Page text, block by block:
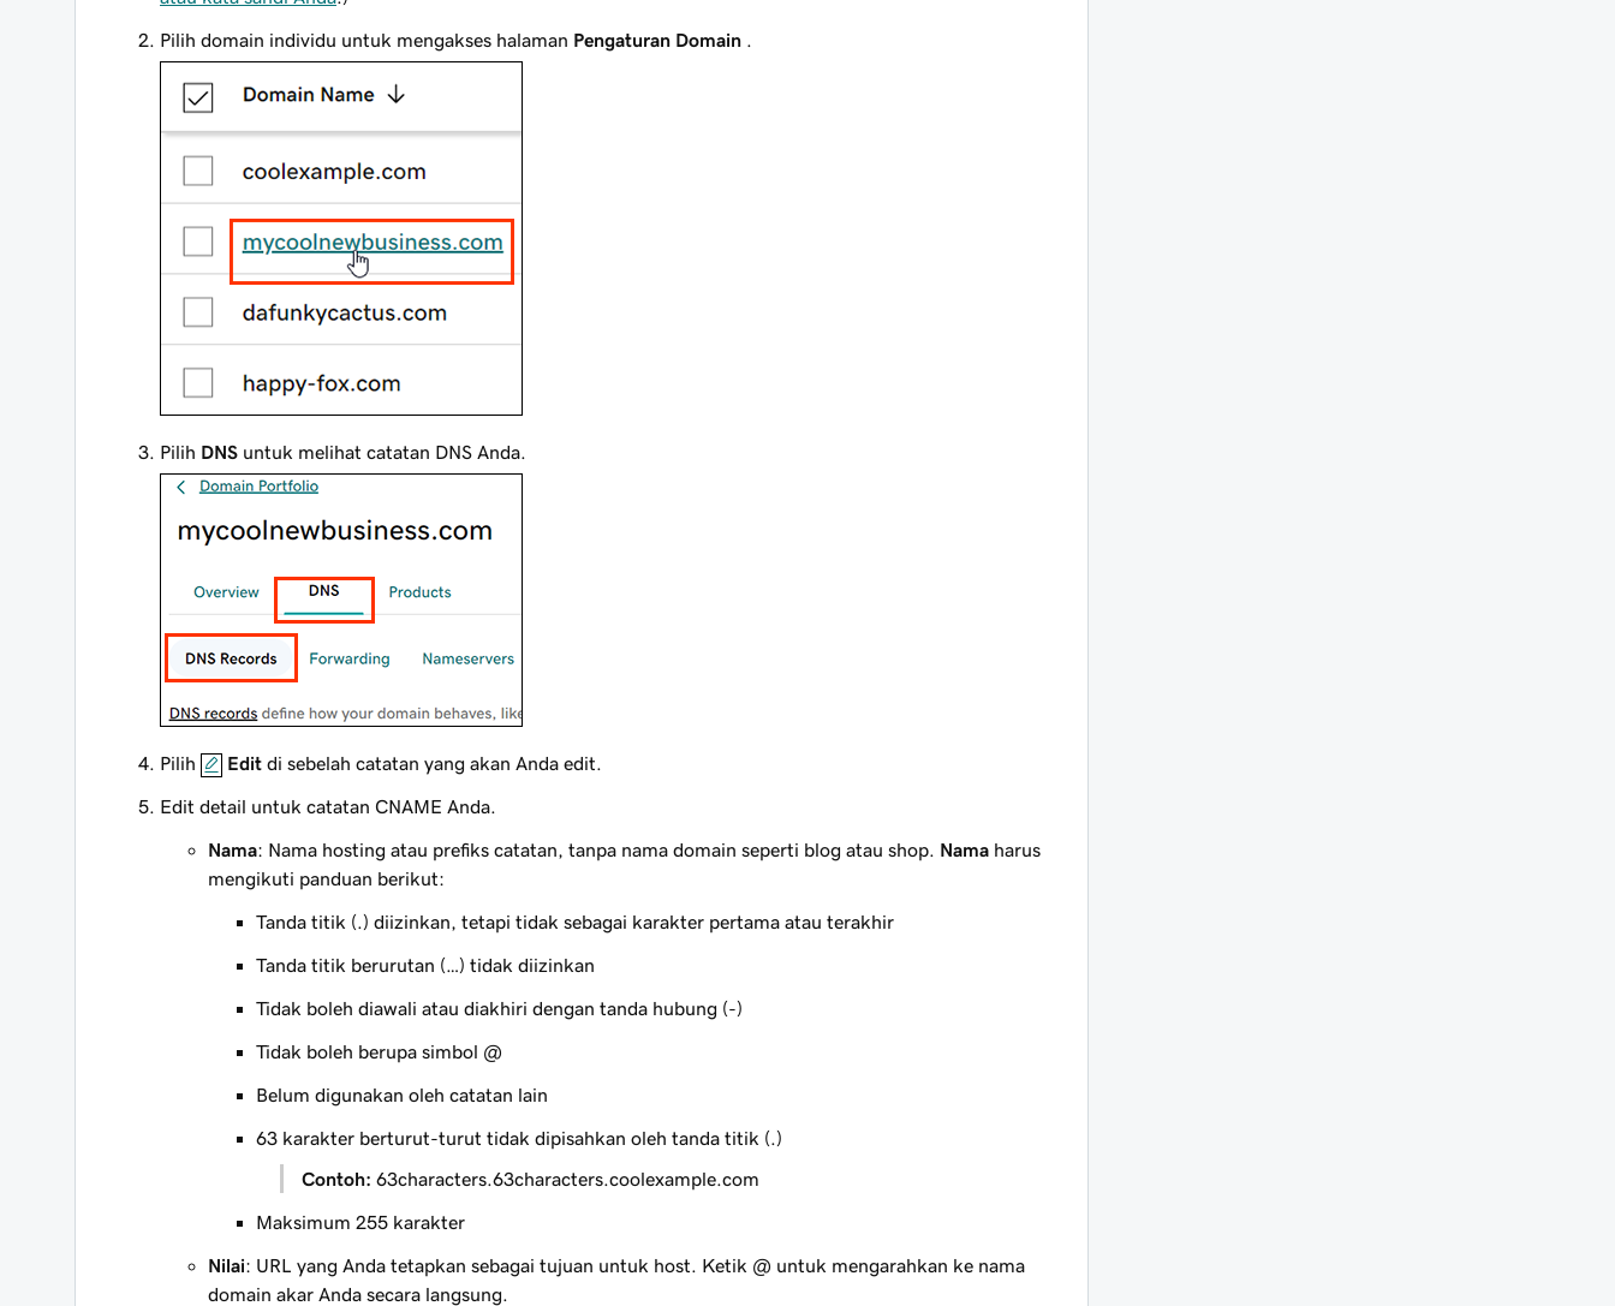
Pilih domain individu untuk mengakses halaman Pengaturan Domain
Pilih DNS untuk melihat catatan DNS Anda.
Pilih Edit di sebelah catatan yang akan Anda edit.
Edit detail untuk catatan CNAME Anda.
Nama: Nama hosting atau prefiks catatan, tanpa nama domain seperti blog atau shop Nama harus
mengikuti panduan berikut:
Tanda titik (.) diizinkan, tetapi tidak sebagai karakter pertama atau terakhir
Tanda titik berurutan (…) tidak diizinkan
Tidak boleh diawali atau diakhiri dengan tanda hubung (-)
Tidak boleh berupa simbol @
Belum digunakan oleh catatan lain
63 karakter berturut-turut tidak dipisahkan oleh tanda titik (.)
Contoh: 63characters.63characters.coolexample.com
Maksimum 255 karakter
Nilai: URL yang Anda tetapkan sebagai tujuan untuk host. Ketik @ untuk mengarahkan ke nama
domain akar Anda secara langsung.